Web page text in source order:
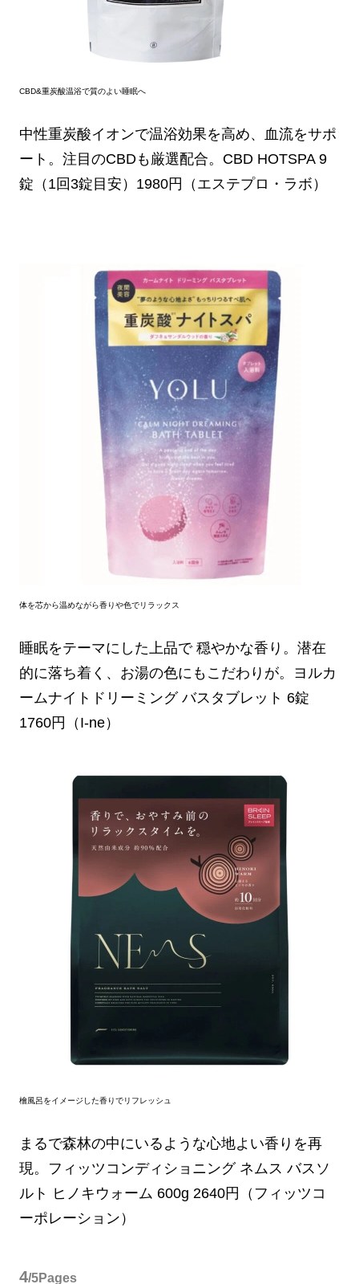
CBD&重炭酸温浴で質のよい睡眠へ
中性重炭酸イオンで温浴効果を高め、血流をサポ
ート。注目のCBDも厳選配合。CBD HOTSPA 9
錠（1回3錠目安）1980円（エステプロ・ラボ）
体を芯から温めながら香りや色でリラックス
睡眠をテーマにした上品で 穏やかな香り。潜在
的に落ち着く、お湯の色にもこだわりが。ヨルカ
ームナイトドリーミング バスタブレット 6錠
1760円（I-ne）
檜風呂をイメージした香りでリフレッシュ
まるで森林の中にいるような心地よい香りを再
現。フィッツコンディショニング ネムス バスソ
ルト ヒノキウォーム 600g 2640円（フィッツコ
ーポレーション）
4/5Pages